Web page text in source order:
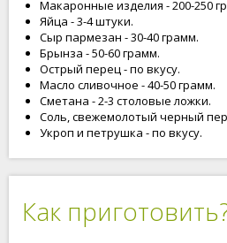
Макаронные изделия - 200-250
Яйца - 3-4 штуки.
Сыр пармезан - 30-40 грамм.
Брынза - 50-60 грамм.
Острый перец - по вкусу.
Масло сливочное - 40-50 грамм.
Сметана - 2-3 столовые ложки.
Соль, свежемолотый черный
Укроп и петрушка - по вкусу.
Как